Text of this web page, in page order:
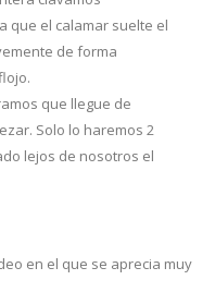
que el calamar suelte el
de forma
que llegue de
Solo lo haremos 2
lejos de nosotros el
en el que se aprecia muy